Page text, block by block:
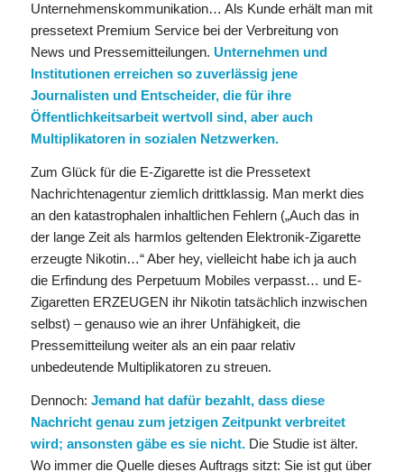
Unternehmenskommunikation… Als Kunde erhält man mit
pressetext Premium Service bei der Verbreitung von
News und Pressemitteilungen. Unternehmen und
Institutionen erreichen so zuverlässig jene
Journalisten und Entscheider, die für ihre
Öffentlichkeitsarbeit wertvoll sind, aber auch
Multiplikatoren in sozialen Netzwerken.
Zum Glück für die E-Zigarette ist die Pressetext
Nachrichtenagentur ziemlich drittklassig. Man merkt dies
an den katastrophalen inhaltlichen Fehlern („Auch das in
der lange Zeit als harmlos geltenden Elektronik-Zigarette
erzeugte Nikotin…“ Aber hey, vielleicht habe ich ja auch
die Erfindung des Perpetuum Mobiles verpasst… und E-
Zigaretten ERZEUGEN ihr Nikotin tatsächlich inzwischen
selbst) – genauso wie an ihrer Unfähigkeit, die
Pressemitteilung weiter als an ein paar relativ
unbedeutende Multiplikatoren zu streuen.
Dennoch: Jemand hat dafür bezahlt, dass diese
Nachricht genau zum jetzigen Zeitpunkt verbreitet
wird; ansonsten gäbe es sie nicht.Die Studie ist älter.
Wo immer die Quelle dieses Auftrags sitzt: Sie ist gut über